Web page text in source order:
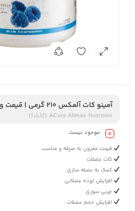
آمینو کات آلمکس 210 گرمی | قیمت و خرید
ACuts Allmax Nutrition (کانادا)
موجود نیست
قیمت مقرون به صرفه و مناسب
کات عضلات
کمک به عضله سازی
افزایش توده عضلانی
چربی سوزی
افزایش حجم عضلات